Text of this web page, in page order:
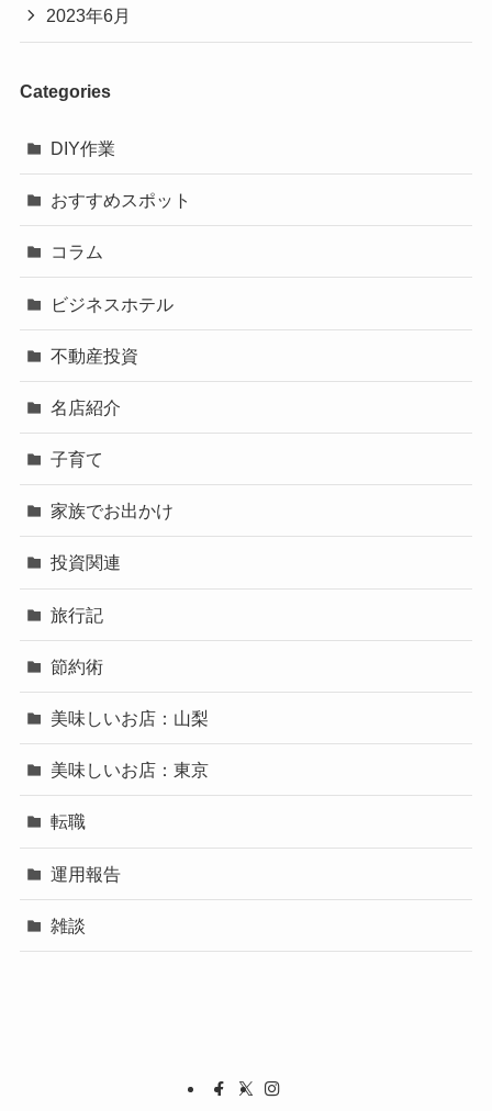
2023年6月
Categories
DIY作業
おすすめスポット
コラム
ビジネスホテル
不動産投資
名店紹介
子育て
家族でお出かけ
投資関連
旅行記
節約術
美味しいお店：山梨
美味しいお店：東京
転職
運用報告
雑談